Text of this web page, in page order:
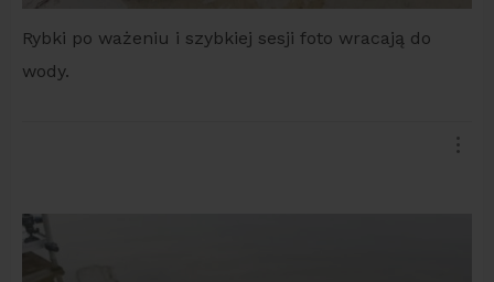
Rybki po ważeniu i szybkiej sesji foto wracają do
wody.